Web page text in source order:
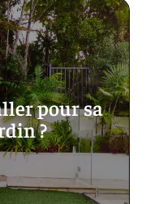
pour sa
?